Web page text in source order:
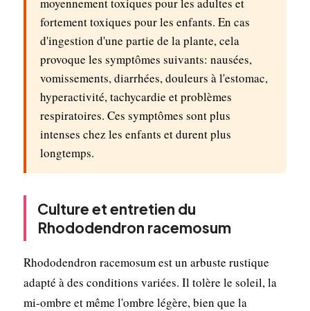
fortement toxiques pour les enfants. En cas
d'ingestion d'une partie de la plante, cela
provoque les symptômes suivants: nausées,
vomissements, diarrhées, douleurs à l'estomac,
hyperactivité, tachycardie et problèmes
respiratoires. Ces symptômes sont plus
intenses chez les enfants et durent plus
longtemps.
Culture et entretien du
Rhododendron racemosum
Rhododendron racemosum est un arbuste rustique
adapté à des conditions variées. Il tolère le soleil, la
mi-ombre et même l'ombre légère, bien que la